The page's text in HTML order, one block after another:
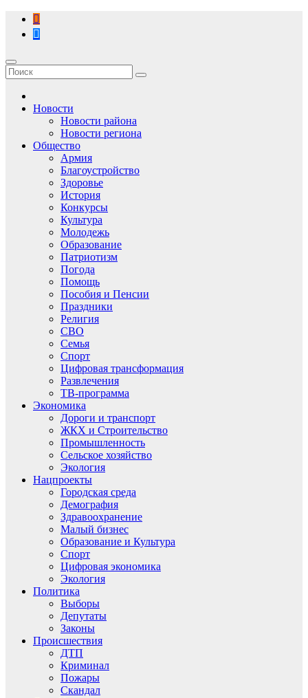
Перейти
содержимому
Новости
Новости района
Новости региона
Общество
Армия
Благоустройство
Здоровье
История
Конкурсы
Культура
Молодежь
Образование
Патриотизм
Погода
Помощь
Пособия и Пенсии
Праздники
Религия
СВО
Семья
Спорт
Цифровая трансформация
Развлечения
ТВ-программа
Экономика
Дороги и транспорт
ЖКХ и Строительство
Промышленность
Сельское хозяйство
Экология
Нацпроекты
Городская среда
Демография
Здравоохранение
Малый бизнес
Образование и Культура
Спорт
Цифровая экономика
Экология
Политика
Выборы
Депутаты
Законы
Происшествия
ДТП
Криминал
Пожары
Скандал